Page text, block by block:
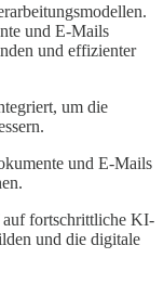
und E-Mails
und effizienter
um die
und E-Mails
fortschrittliche KI-
und die digitale